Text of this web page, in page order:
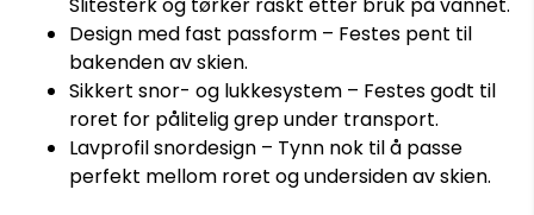
Design med fast passform – Festes pent til
bakenden av skien.
Sikkert snor- og lukkesystem – Festes godt til
roret for pålitelig grep under transport.
Lavprofil snordesign – Tynn nok til å passe
perfekt mellom roret og undersiden av skien.